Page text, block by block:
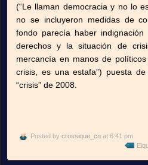
(“Le llaman democracia y no lo
no se incluyeron medidas de
fondo parecía haber
derechos y la situación de
mercancía en manos de
crisis, es una estafa”) puesta
“crisis” de 2008.
Posted by crossique_cn at 6:41 pm